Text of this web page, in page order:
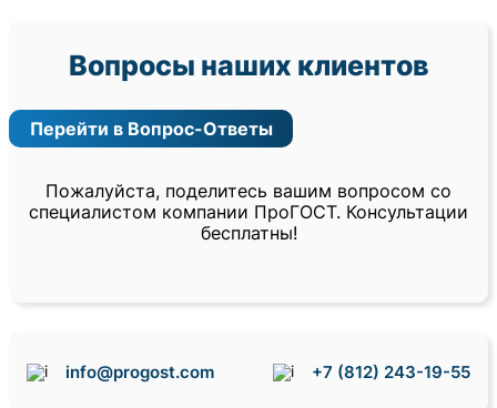
Вопросы наших клиентов
Перейти в Вопрос-Ответы
Пожалуйста, поделитесь вашим вопросом со
специалистом компании ПроГОСТ. Консультации
бесплатны!
info@progost.com +7 (812) 243-19-55